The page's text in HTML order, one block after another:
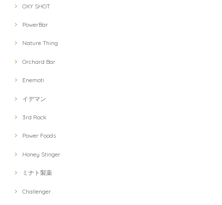
OXY SHOT
PowerBar
Nature Thing
Orchard Bar
Enemoti
イデマン
3rd Rock
Power Foods
Honey Stinger
ミナト製薬
Challenger